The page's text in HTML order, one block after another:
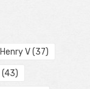
Henry V(37)
(43)